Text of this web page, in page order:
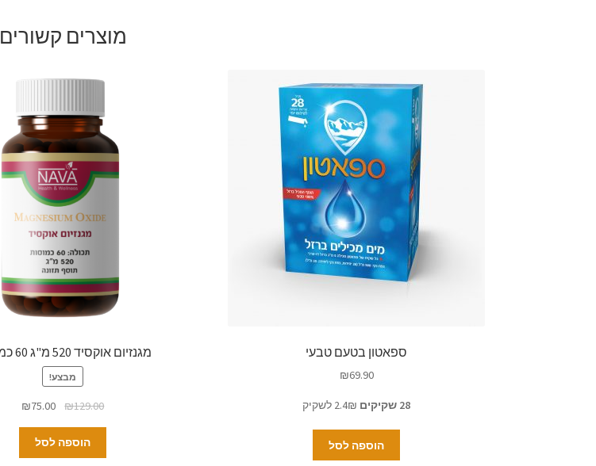
מוצרים קשורים
ספאטון בטעם טבעי
₪69.90
28 שקיקים
הוספה לסל
מגנזיום אוקסיד 520 מ"ג 60 כמוסות
מבצע!
₪129.00
₪75.00
הוספה לסל